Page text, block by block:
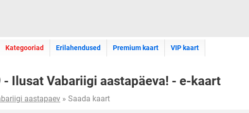
E-kaartide
Kategooriad Erilahendused Premium kaart VIP kaart
Ilusat Vabariigi aastapäeva! - e-kaart
aastapaev » Saada kaart